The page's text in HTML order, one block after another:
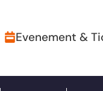
Evenement &